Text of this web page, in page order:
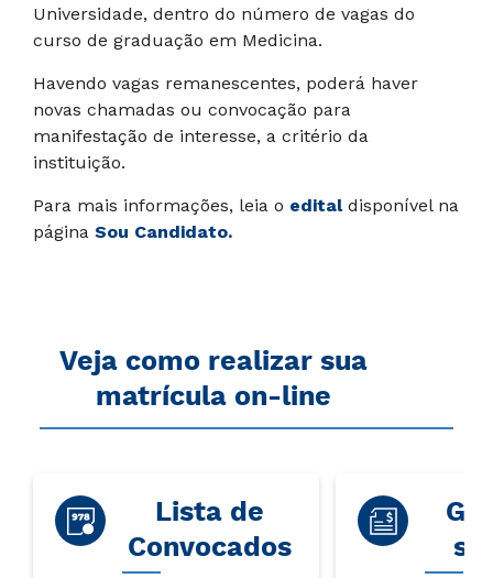
Universidade, dentro do número de vagas do
curso de graduação em Medicina.
Havendo vagas remanescentes, poderá haver
novas chamadas ou convocação para
manifestação de interesse, a critério da
instituição.
Para mais informações, leia o editaldisponível na
página Sou Candidato.
Veja como realizar sua
matrícula on-line
Lista de
Convocados